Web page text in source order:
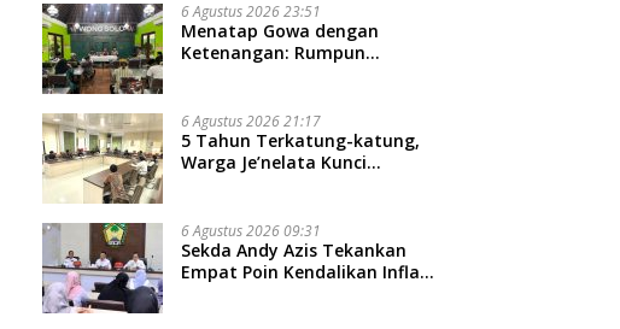
6 Agustus 2026 23:51
Menatap Gowa dengan
Ketenangan: Rumpun
Sepihak, Tekankan Jalur
Musyawarah, Ingatkan Soal
Adat dan Adab
6 Agustus 2026 21:17
5 Tahun Terkatung-katung,
Warga Je’nelata Kunci
6 Agustus 2026 09:31
Sekda Andy Azis Tekankan
Empat Poin Kendalikan Inflasi